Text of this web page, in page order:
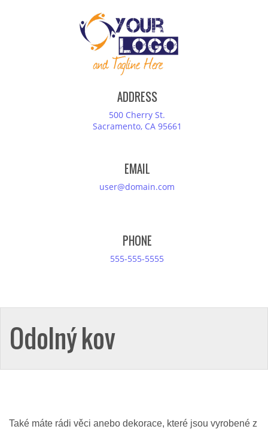
ADDRESS
500 Cherry St.
Sacramento, CA 95661
EMAIL
user@domain.com
PHONE
555-555-5555
Odolný kov
Také máte rádi věci anebo dekorace, které jsou vyrobené z